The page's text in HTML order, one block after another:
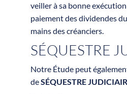
veiller à sa bonne
paiement des dividendes
mains des créanciers.
SÉQUESTRE
Notre Étude peut
deSÉQUESTRE